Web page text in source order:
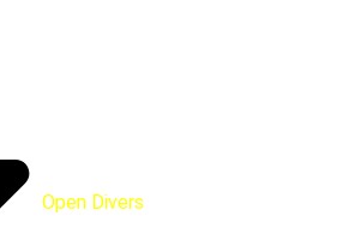
Open Divers